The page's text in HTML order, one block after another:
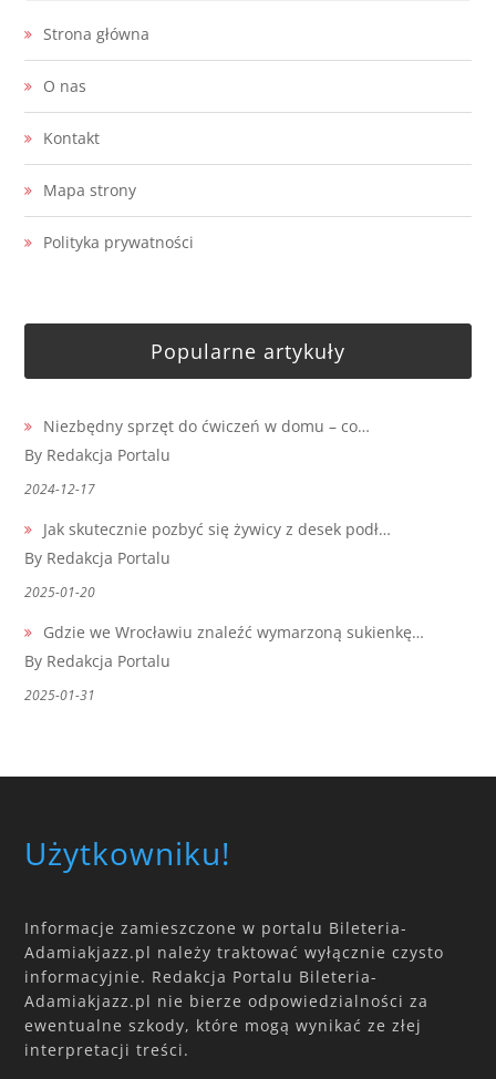
Strona główna
O nas
Kontakt
Mapa strony
Polityka prywatności
Popularne artykuły
Niezbędny sprzęt do ćwiczeń w domu – co…
By Redakcja Portalu
2024-12-17
Jak skutecznie pozbyć się żywicy z desek podł…
By Redakcja Portalu
2025-01-20
Gdzie we Wrocławiu znaleźć wymarzoną sukienkę…
By Redakcja Portalu
2025-01-31
Użytkowniku!
Informacje zamieszczone w portalu Bileteria-
Adamiakjazz.pl należy traktować wyłącznie czysto
informacyjnie. Redakcja Portalu Bileteria-
Adamiakjazz.pl nie bierze odpowiedzialności za
ewentualne szkody, które mogą wynikać ze złej
interpretacji treści.